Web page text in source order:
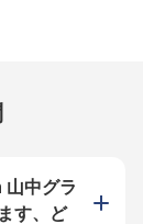
、北陸の四季折々
を活かした会席・
泊のお客様にご提
仕入れ・コスト管
候補までステップ
豊富な方は副料理
してのご相談も可
中グラ
す、ど